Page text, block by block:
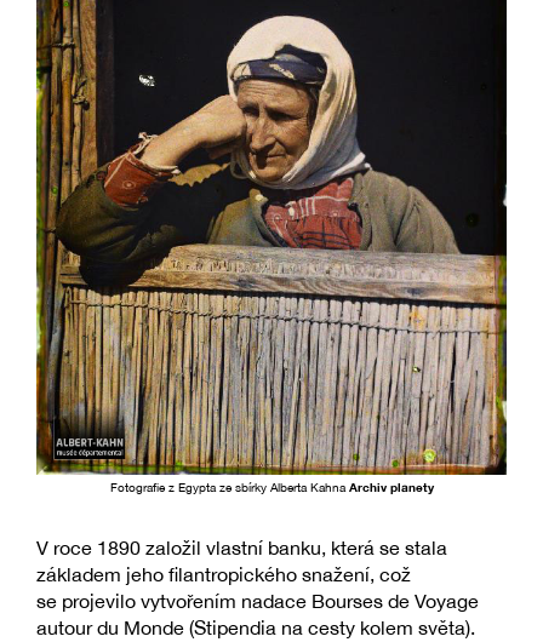
Fotografie z Egypta ze sbírky Alberta Kahna Archiv planety
V roce 1890 založil vlastní banku, která se stala
základem jeho filantropického snažení, což
se projevilo vytvořením nadace Bourses de Voyage
autour du Monde (Stipendia na cesty kolem světa).